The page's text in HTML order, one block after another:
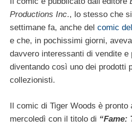
Productions Inc., lo stesso che
settimane fa, anche del comic
e che, in pochissimi giorni,
davvero interessanti di vendite e
diventando così uno dei prodotti
collezionisti.
Il comic di Tiger Woods è
mercoledì con il titolo di “Fame: